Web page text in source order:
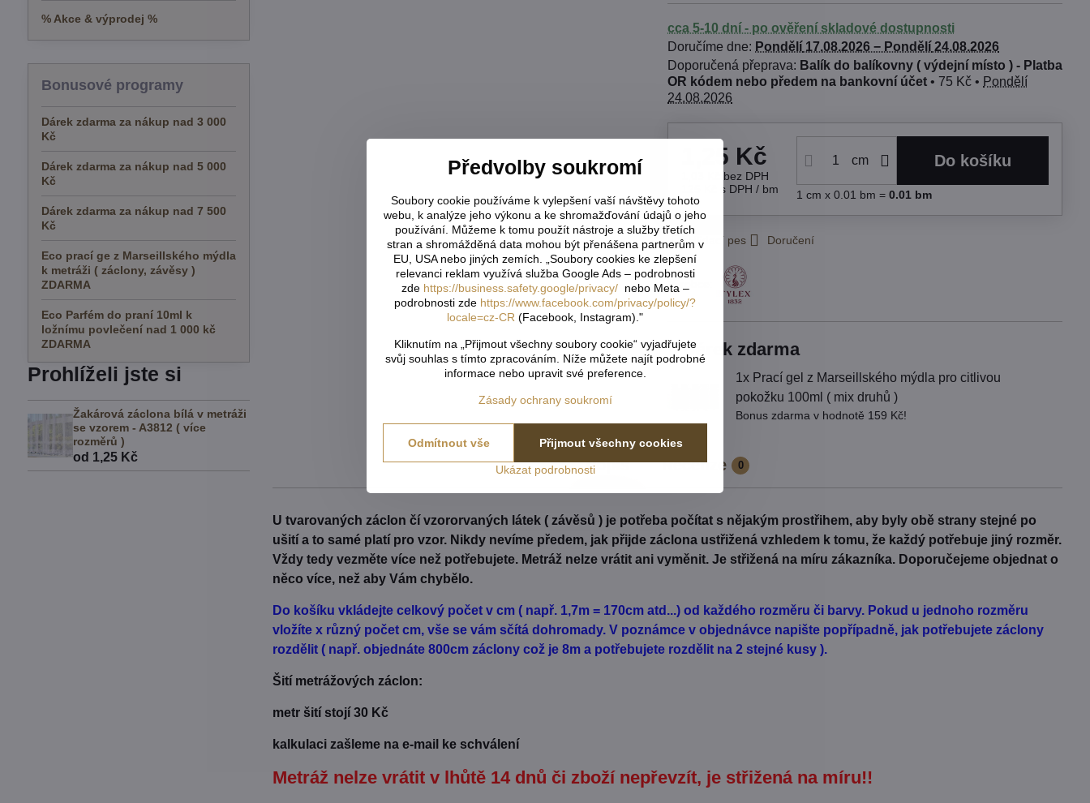
cca 5-10 dní - po ověření skladové dostupnosti
Doručíme dne: Pondělí 17.08.2026 − Pondělí 24.08.2026
Balík do balíkovny ( výdejní místo ) - Platba
OR kódem nebo předem na bankovní účet• 75 Kč • Pondělí
24.08.2026
1,25 Kč
bez DPH
s DPH / bm
cm Do košíku
1 cm x 0.01 bm = 0.01 bm
Hlídací pes Doručení
Výrobce:
Dárek zdarma
1x Prací gel z Marseillského mýdla pro citlivou
pokožku 100ml ( mix druhů )
Bonus zdarma v hodnotě 159 Kč!
Popis Recenze 0
U tvarovaných záclon čí vzororvaných látek ( závěsů ) je potřeba počítat s nějakým prostřihem, aby byly obě strany stejné po
ušití a to samé platí pro vzor. Nikdy nevíme předem, jak přijde záclona ustřižená vzhledem k tomu, že každý potřebuje jiný rozměr.
Vždy tedy vezměte více než potřebujete. Metráž nelze vrátit ani vyměnit. Je střižená na míru zákazníka. Doporučejeme objednat o
něco více, než aby Vám chybělo.
Do košíku vkládejte celkový počet v cm ( např. 1,7m = 170cm atd...) od každého rozměru či barvy. Pokud u jednoho rozměru
vložíte x různý počet cm, vše se vám sčítá dohromady. V poznámce v objednávce napište popřípadně, jak potřebujete záclony
rozdělit ( např. objednáte 800cm záclony což je 8m a potřebujete rozdělit na 2 stejné kusy ).
Šití metrážových záclon:
metr šití stojí 30 Kč
kalkulaci zašleme na e-mail ke schválení
Metráž nelze vrátit v lhůtě 14 dnů či zboží nepřevzít, je střižená na míru!!
% Akce & výprodej %
Bonusové programy
Dárek zdarma za nákup nad 3 000
Kč
Dárek zdarma za nákup nad 5 000
Kč
Dárek zdarma za nákup nad 7 500
Kč
Eco prací ge z Marseillského mýdla
k metráži ( záclony, závěsy )
ZDARMA
Eco Parfém do praní 10ml k
ložnímu povlečení nad 1 000 kč
ZDARMA
Prohlíželi jste si
Žakárová záclona bílá v metráži
se vzorem - A3812 ( více
rozměrů )
od 1,25 Kč
Předvolby soukromí
Soubory cookie používáme k vylepšení vaší návštěvy tohoto
webu, k analýze jeho výkonu a ke shromažďování údajů o jeho
používání. Můžeme k tomu použít nástroje a služby třetích
stran a shromážděná data mohou být přenášena partnerům v
EU, USA nebo jiných zemích. „Soubory cookies ke zlepšení
relevanci reklam využívá služba Google Ads – podrobnosti
zde https://business.safety.google/privacy/nebo Meta –
podrobnosti zde https://www.facebook.com/privacy/policy/?
locale=cz-CR (Facebook, Instagram)."
Kliknutím na „Přijmout všechny soubory cookie“ vyjadřujete
svůj souhlas s tímto zpracováním. Níže můžete najít podrobné
informace nebo upravit své preference.
Zásady ochrany soukromí
Ukázat podrobnosti
Přijmout všechny cookies
Odmítnout vše